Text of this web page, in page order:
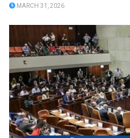
MARCH 31, 2026